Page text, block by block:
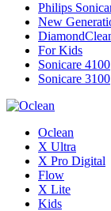
Philips
New
For Kids
Sonicare 4100
Sonicare 3100
Oclean
X Ultra
X Pro Digital
Flow
X Lite
Kids